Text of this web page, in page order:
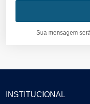
Sua mensagem
INSTITUCIONAL